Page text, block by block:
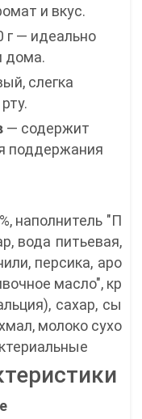
и вкус.
г — идеально
дома.
слегка
— содержит
поддержания
наполнитель "П
вода питьевая,
персика, аро
масло", кр
сахар, сы
молоко сухо